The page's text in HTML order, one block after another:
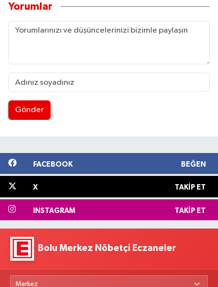
Yorumlar
Gönder
FACEBOOK BEĞEN
X TAKIP ET
INSTAGRAM TAKIP ET
Bolu Merkez Nöbetçi Eczaneler